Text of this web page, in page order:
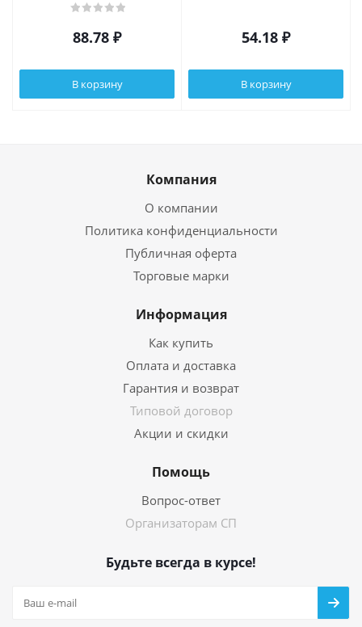
88.78 ₽
В корзину
54.18 ₽
В корзину
Компания
О компании
Политика конфиденциальности
Публичная оферта
Торговые марки
Информация
Как купить
Оплата и доставка
Гарантия и возврат
Типовой договор
Акции и скидки
Помощь
Вопрос-ответ
Организаторам СП
Будьте всегда в курсе!